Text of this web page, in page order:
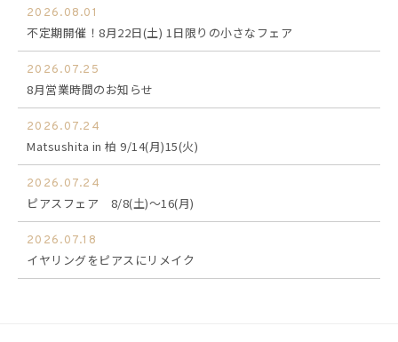
2026.08.01
不定期開催！8月22日(土) 1日限りの小さなフェア
2026.07.25
8月営業時間のお知らせ
2026.07.24
Matsushita in 柏 9/14(月)15(火)
2026.07.24
ピアスフェア 8/8(土)～16(月)
2026.07.18
イヤリングをピアスにリメイク